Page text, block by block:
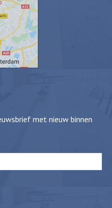
met nieuw binnen